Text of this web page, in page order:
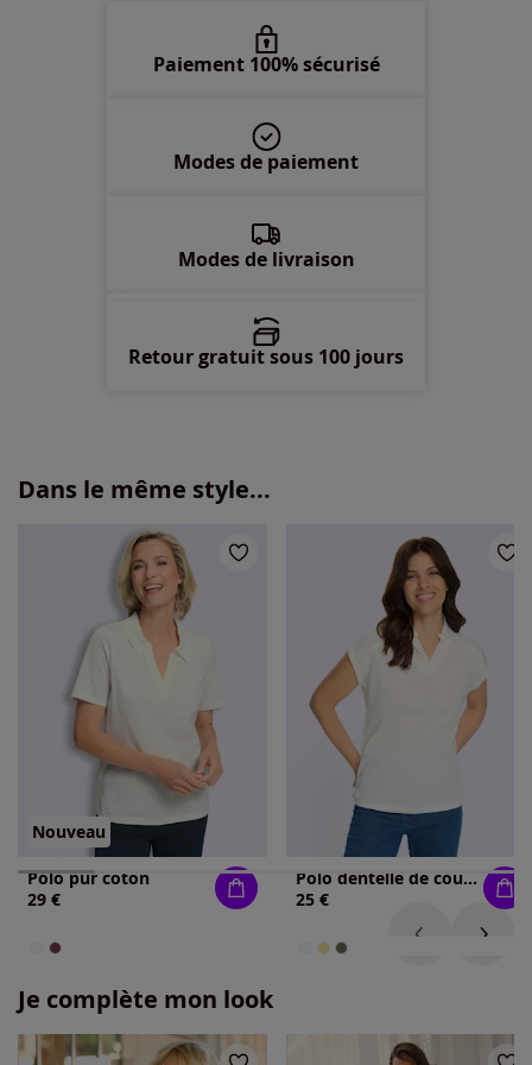
Disponible dans 3 semaines
Paiement 100% sécurisé
Modes de paiement
Modes de livraison
Retour gratuit sous 100 jours
Dans le même style...
Nouveau
Polo pur coton
29 €
Polo dentelle de couleur assortie
25 €
Je complète mon look